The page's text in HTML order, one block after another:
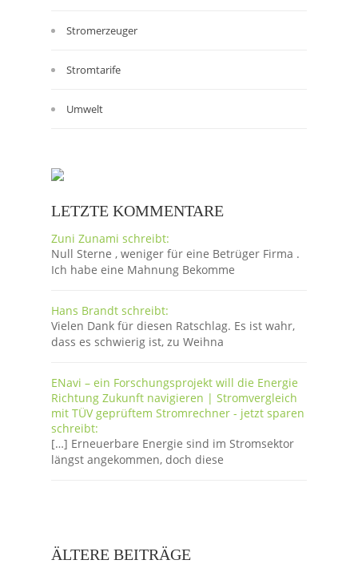
Stromerzeuger
Stromtarife
Umwelt
LETZTE KOMMENTARE
Zuni Zunami schreibt:
Null Sterne , weniger für eine Betrüger Firma .
Ich habe eine Mahnung Bekomme
Hans Brandt schreibt:
Vielen Dank für diesen Ratschlag. Es ist wahr,
dass es schwierig ist, zu Weihna
ENavi – ein Forschungsprojekt will die Energie
Richtung Zukunft navigieren | Stromvergleich
mit TÜV geprüftem Stromrechner - jetzt sparen
schreibt:
[…] Erneuerbare Energie sind im Stromsektor
längst angekommen, doch diese
ÄLTERE BEITRÄGE